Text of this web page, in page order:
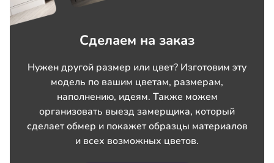
Сделаем на заказ
Нужен другой размер или цвет? Изготовим эту
модель по вашим цветам, размерам,
наполнению, идеям. Также можем
организовать выезд замерщика, который
сделает обмер и покажет образцы материалов
и всех возможных цветов.